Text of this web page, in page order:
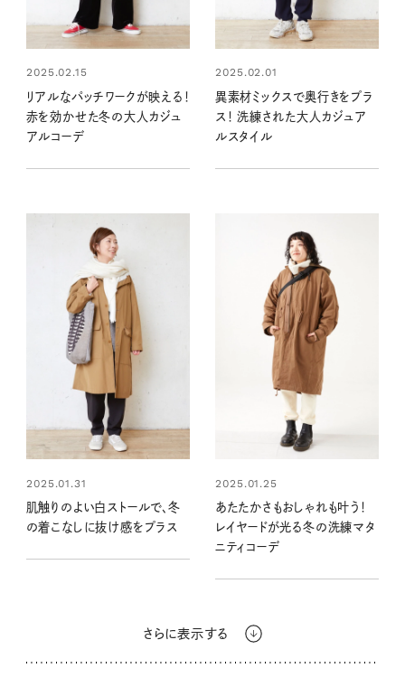
2025.02.15
リアルなパッチワークが映える！
赤を効かせた冬の大人カジュ
アルコーデ
2025.02.01
異素材ミックスで奥行きをプラ
ス！ 洗練された大人カジュア
ルスタイル
2025.01.31
肌触りのよい白ストールで、冬
の着こなしに抜け感をプラス
2025.01.25
あたたかさもおしゃれも叶う！
レイヤードが光る冬の洗練マタ
ニティコーデ
さらに表示する